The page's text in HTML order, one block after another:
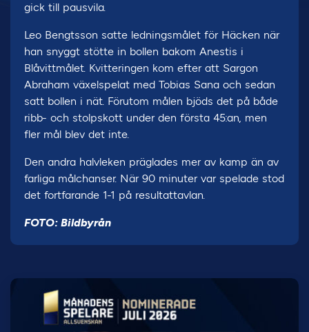
gick till pausvila.
Leo Bengtsson satte ledningsmålet för Häcken när
han snyggt stötte in bollen bakom Anestis i
Blåvittmålet. Kvitteringen kom efter att Sargon
Abraham växelspelat med Tobias Sana och sedan
satt bollen i nät. Förutom målen bjöds det på både
ribb- och stolpskott under den första 45:an, men
fler mål blev det inte.
Den andra halvleken präglades mer av kamp än av
farliga målchanser. När 90 minuter var spelade stod
det fortfarande 1-1 på resultattavlan.
FOTO: Bildbyrån